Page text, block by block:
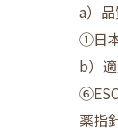
a）
①日
b）
薬指